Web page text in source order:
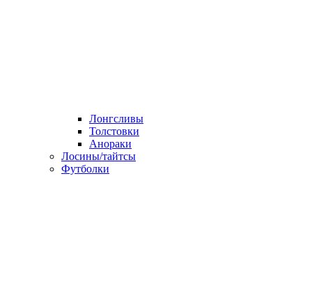
Лонгсливы
Толстовки
Анораки
Лосины/тайтсы
Футболки